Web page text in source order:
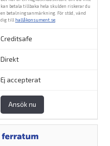
kan betala tillbaka hela skulden riskerar du
en betalningsanmärkning. För stöd, vänd
dig till hallåkonsument.se
Creditsafe
Direkt
Ej accepterat
Ansök nu